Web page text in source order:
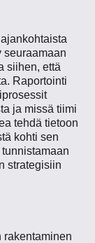
seuraamaan
siihen, että
Raportointi
ja missä tiimi
tehdä tietoon
kohti sen
strategisiin
rakentaminen